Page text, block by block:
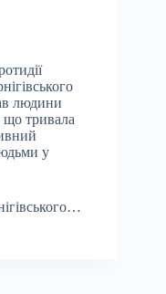
людини
що тривала
у